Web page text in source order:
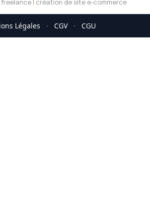
freelance | création de site e-commerce
Légales · CGV · CGU